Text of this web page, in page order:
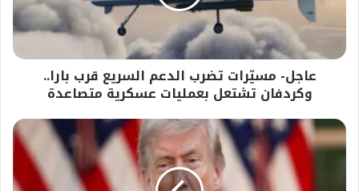
وكردفان
تشتعل
بعمليات
متصاعدة
عاجل- مسيّرات تضرب الدعم السريع قرب بارا..
وكردفان تشتعل بعمليات عسكرية متصاعدة
عاجل-
مسئول
أمريكي: